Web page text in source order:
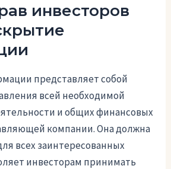
инвесторов
представляет собой
всей необходимой
и общих финансовых
компании. Она должна
всех заинтересованных
инвесторам принимать